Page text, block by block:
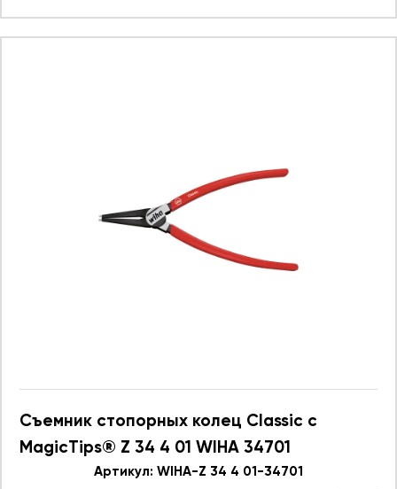
Съемник стопорных колец Classic с
MagicTips® Z 34 4 01 WIHA 34701
Артикул: WIHA-Z 34 4 01-34701